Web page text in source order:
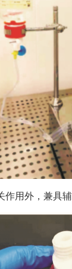
用外，兼具